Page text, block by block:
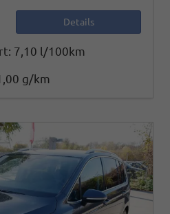
Details
7,10 l/100km
g/km